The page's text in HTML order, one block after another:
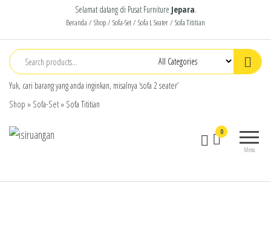
Selamat datang di Pusat Furniture Jepara.
Beranda / Shop/ Sofa-Set/ Sofa L Seater/ Sofa Tititian
Yuk, cari barang yang anda inginkan, misalnya ‘sofa 2 seater’
Shop » Sofa-Set» Sofa Tititian
products
Menu
0